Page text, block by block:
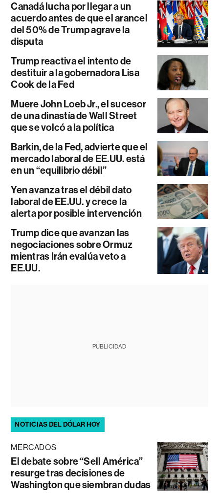
Canadá lucha por llegar a un
acuerdo antes de que el arancel
del 50% de Trump agrave la
disputa
Trump reactiva el intento de
destituir a la gobernadora Lisa
Cook de la Fed
Muere John Loeb Jr., el sucesor
de una dinastía de Wall Street
que se volcó a la política
Barkin, de la Fed, advierte que el
mercado laboral de EE.UU. está
en un “equilibrio débil”
Yen avanza tras el débil dato
laboral de EE.UU. y crece la
alerta por posible intervención
Trump dice que avanzan las
negociaciones sobre Ormuz
mientras Irán evalúa veto a
EE.UU.
PUBLICIDAD
NOTICIAS DEL DÓLAR HOY
MERCADOS
El debate sobre “Sell América”
resurge tras decisiones de
Washington que siembran dudas